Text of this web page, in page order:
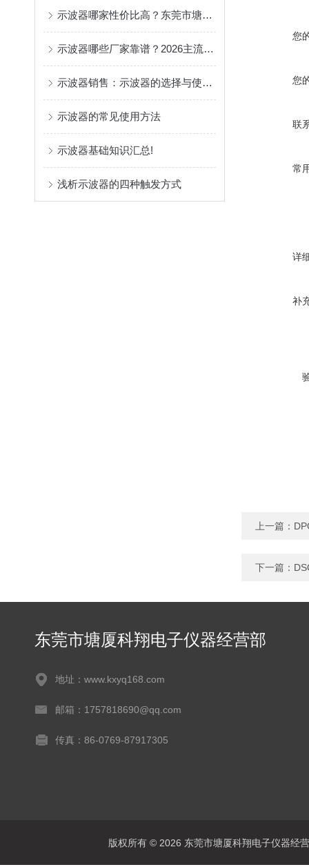
示波器哪家性价比高？东莞市塘厦科翔主流型号对比
示波器哪些厂家靠谱？2026主流示波器代理商全揭秘！
示波器销售：示波器的选择与使用指南
示波器的常见使用方法
示波器基础知识汇总!
浅析示波器的四种触发方式
您
您
联
常
详
补
上一篇：
下一篇：
东莞市塘厦科翔电子仪器经营部
地址：www.kxyq168.com
邮箱：1757818690@qq.com
传真：86-0769-87917305
版权所有 © 2026 东莞市塘厦科翔电子仪器